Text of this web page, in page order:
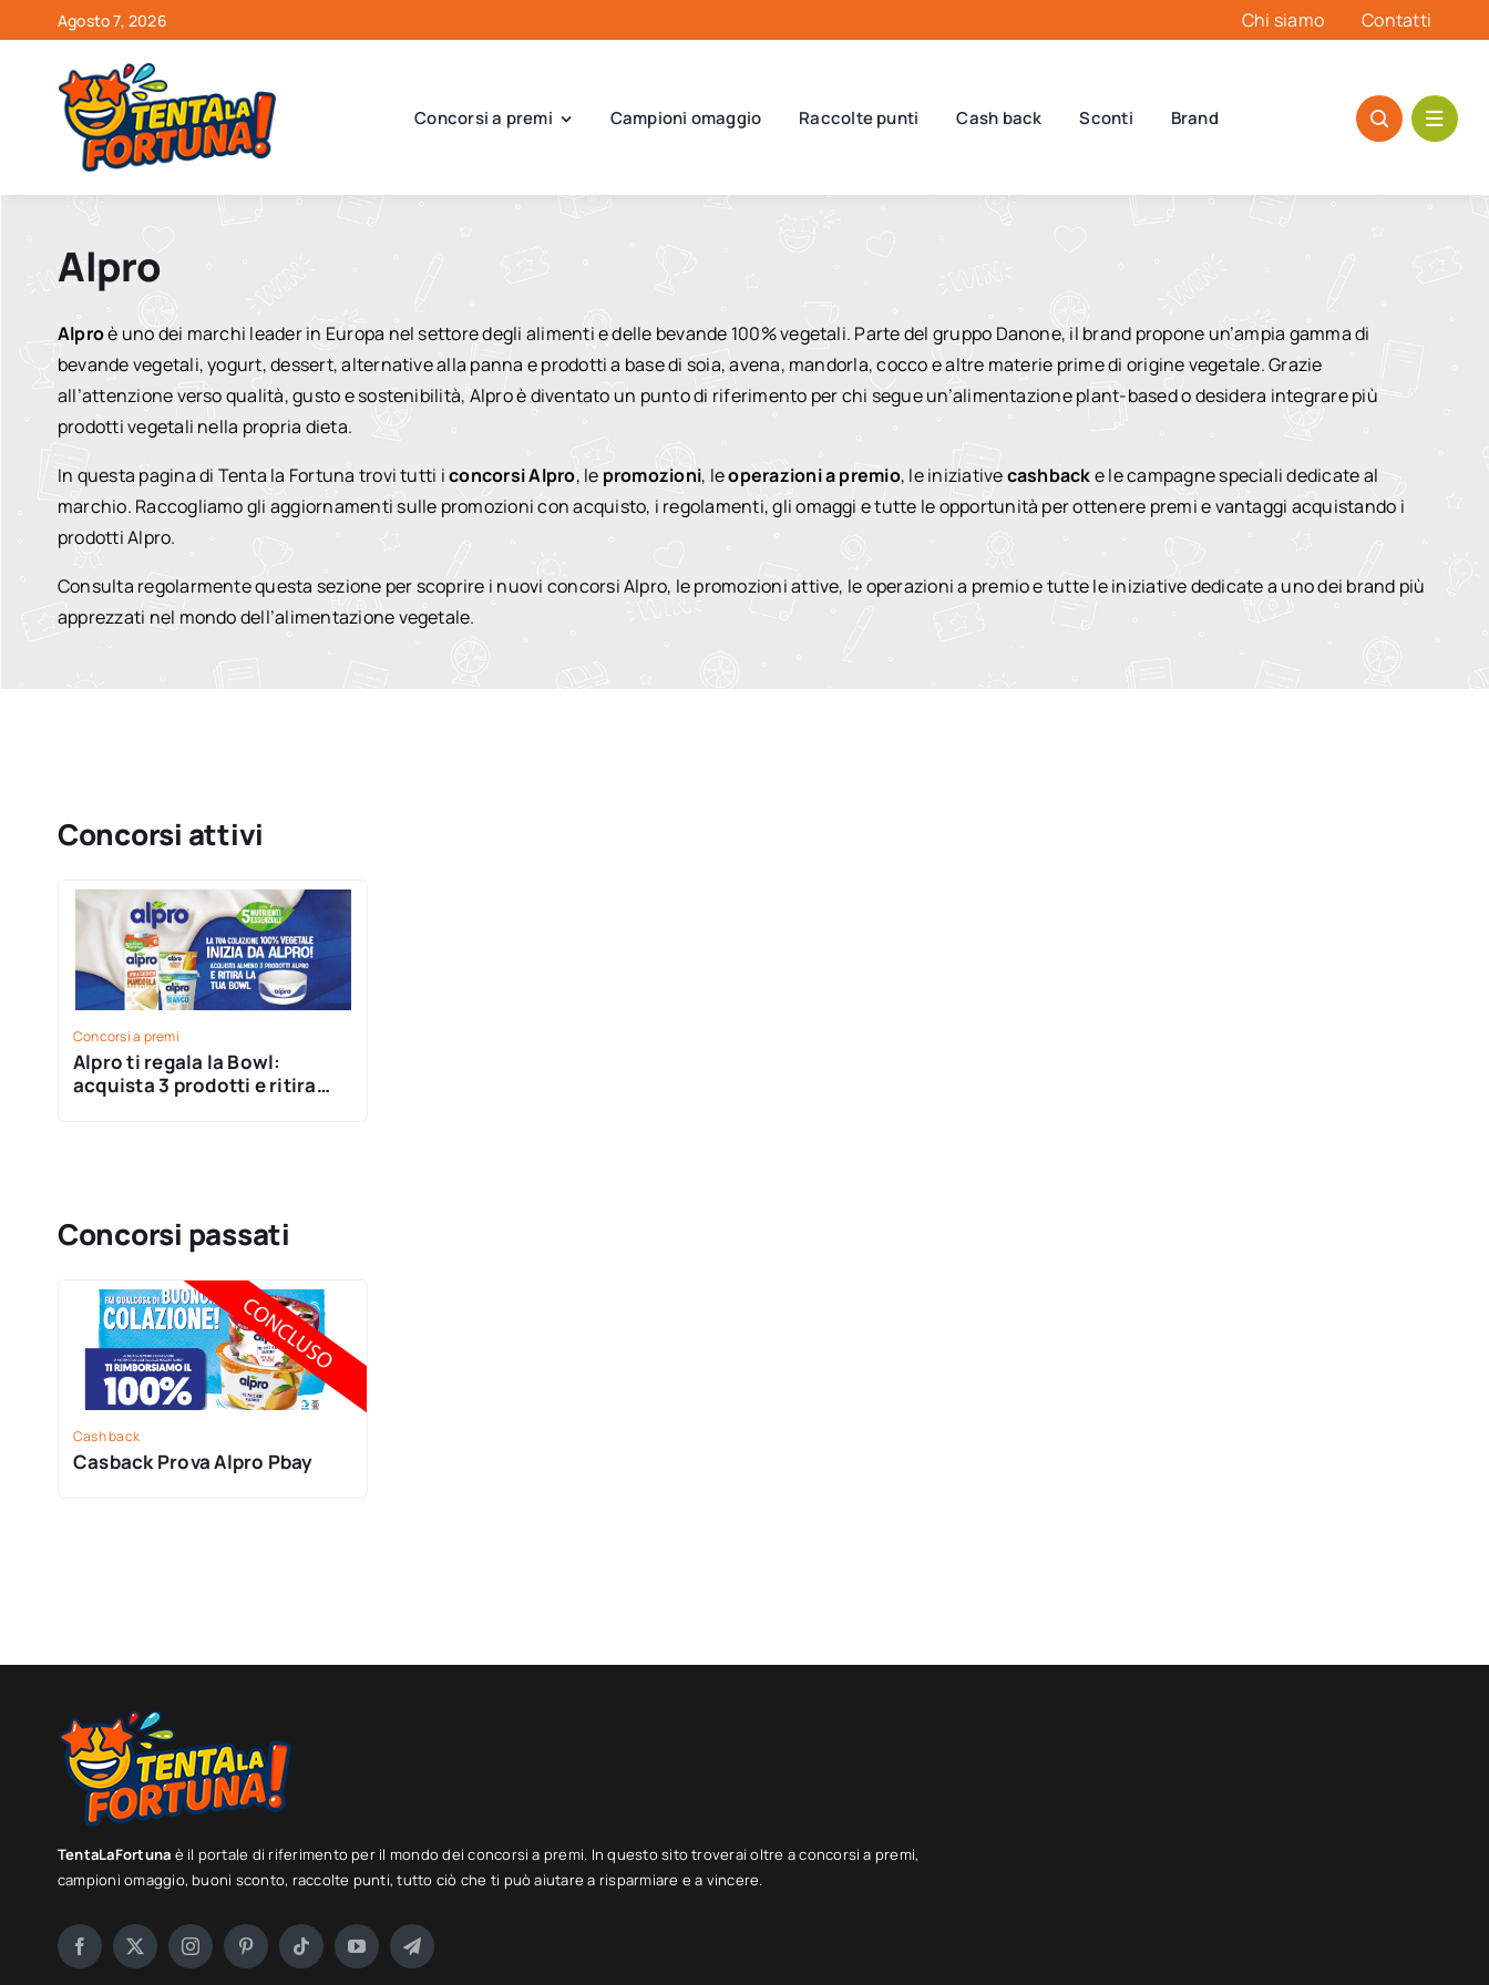
al
contenuto
Agosto 7, 2026 Chi siamo Contatti
Concorsi a premi Campioni omaggio Raccolte punti Cash back Sconti Brand
Alpro
Alproè uno dei marchi leader in Europa nel settore degli alimenti e delle bevande 100% vegetali. Parte del gruppo Danone, il brand propone un’ampia gamma di
bevande vegetali, yogurt, dessert, alternative alla panna e prodotti a base di soia, avena, mandorla, cocco e altre materie prime di origine vegetale. Grazie
all’attenzione verso qualità, gusto e sostenibilità, Alpro è diventato un punto di riferimento per chi segue un’alimentazione plant-based o desidera integrare più
prodotti vegetali nella propria dieta.
In questa pagina di Tenta la Fortuna trovi tutti iconcorsi Alpro, le promozioni, leoperazioni a premio, le iniziativecashbacke le campagne speciali dedicate al
marchio. Raccogliamo gli aggiornamenti sulle promozioni con acquisto, i regolamenti, gli omaggi e tutte le opportunità per ottenere premi e vantaggi acquistando i
prodotti Alpro.
Consulta regolarmente questa sezione per scoprire i nuovi concorsi Alpro, le promozioni attive, le operazioni a premio e tutte le iniziative dedicate a uno dei brand più
apprezzati nel mondo dell’alimentazione vegetale.
Concorsi attivi
Concorsi a premi
Alpro ti regala la Bowl:
acquista 3 prodotti e ritira
Concorsi passati
Cash back
Casback Prova Alpro Pbay
TentaLaFortuna è il portale di riferimento per il mondo dei concorsi a premi. In questo sito troverai oltre a concorsi a premi,
campioni omaggio, buoni sconto, raccolte punti, tutto ciò che ti può aiutare a risparmiare e a vincere.